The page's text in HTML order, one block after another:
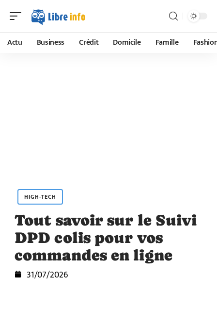
Actu Business Crédit Domicile Famille
HIGH-TECH
Tout savoir sur le Suivi
DPD colis pour vos
commandes en ligne
31/07/2026